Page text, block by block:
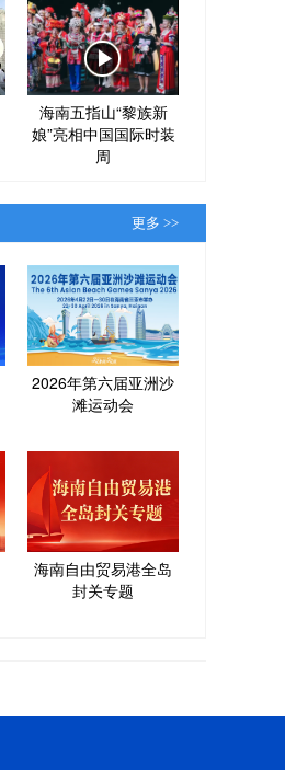
海南五指山“黎族新
娘”亮相中国国际时装
周
更多 >>
2026年第六届亚洲沙
滩运动会
海南自由贸易港全岛
封关专题